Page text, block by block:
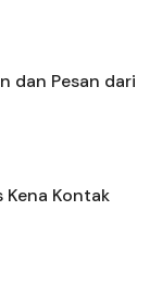
dan Pesan dari
Kena Kontak